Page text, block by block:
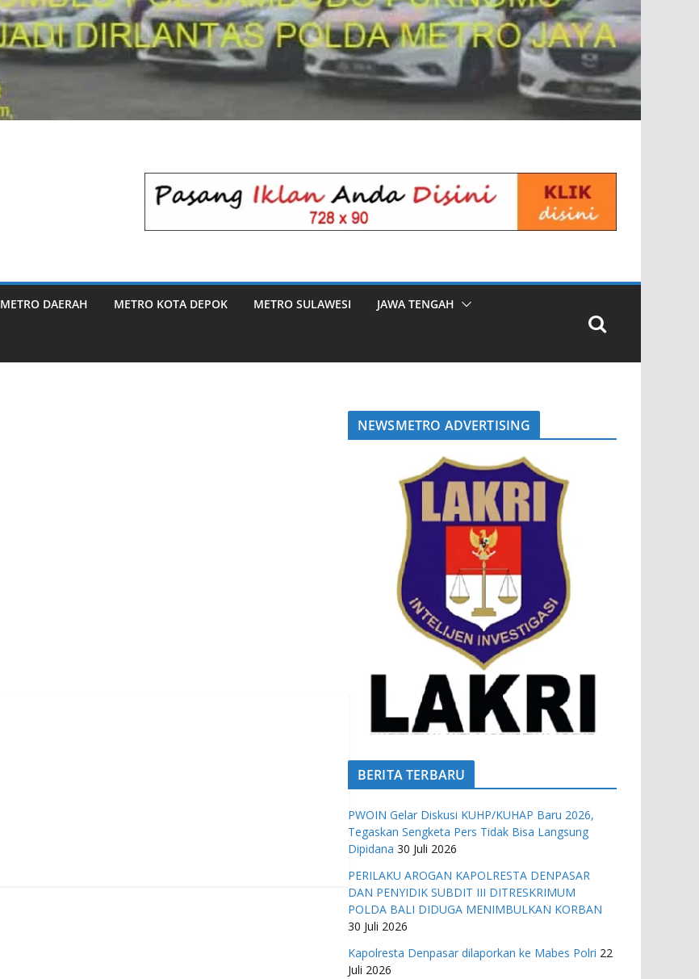
METRO DAERAH METRO KOTA DEPOK METRO SULAWESI JAWA TENGAH
NEWSMETRO ADVERTISING
BERITA TERBARU
PWOIN Gelar Diskusi KUHP/KUHAP Baru 2026,
Tegaskan Sengketa Pers Tidak Bisa Langsung
Dipidana 30 Juli 2026
PERILAKU AROGAN KAPOLRESTA DENPASAR
DAN PENYIDIK SUBDIT III DITRESKRIMUM
POLDA BALI DIDUGA MENIMBULKAN KORBAN
30 Juli 2026
Kapolresta Denpasar dilaporkan ke Mabes Polri 22
Juli 2026